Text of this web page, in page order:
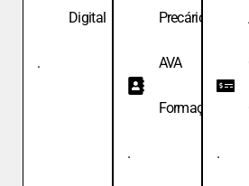
Digital
.
Precário
AVA
Formação
. .